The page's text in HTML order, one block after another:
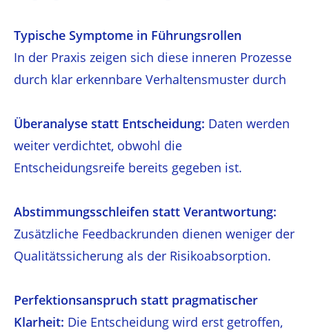
Typische Symptome in Führungsrollen
In der Praxis zeigen sich diese inneren Prozesse
durch klar erkennbare Verhaltensmuster durch
Überanalyse statt Entscheidung: Daten werden
weiter verdichtet, obwohl die
Entscheidungsreife bereits gegeben ist.
Abstimmungsschleifen statt Verantwortung:
Zusätzliche Feedbackrunden dienen weniger der
Qualitätssicherung als der Risikoabsorption.
Perfektionsanspruch statt pragmatischer
Klarheit: Die Entscheidung wird erst getroffen,